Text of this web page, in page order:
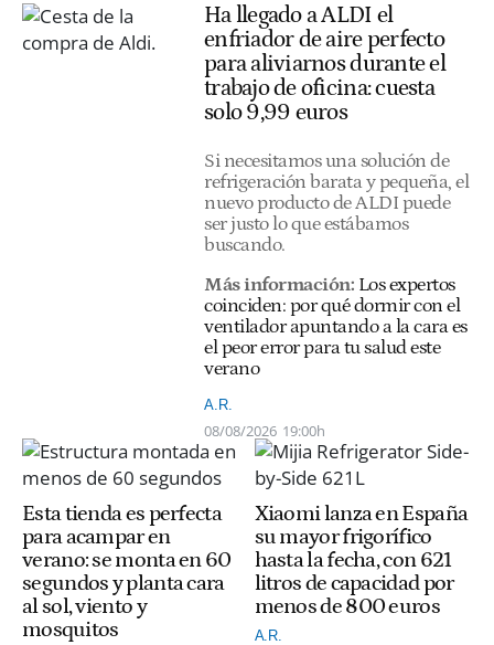
Ha llegado a ALDI el
enfriador de aire perfecto
para aliviarnos durante el
trabajo de oficina: cuesta
solo 9,99 euros
Si necesitamos una solución de
refrigeración barata y pequeña, el
nuevo producto de ALDI puede
ser justo lo que estábamos
buscando.
Más información: Los expertos
coinciden: por qué dormir con el
ventilador apuntando a la cara es
el peor error para tu salud este
verano
A.R.
08/08/2026 19:00h
Esta tienda es perfecta
para acampar en
verano: se monta en 60
segundos y planta cara
al sol, viento y
mosquitos
Xiaomi lanza en España
su mayor frigorífico
hasta la fecha, con 621
litros de capacidad por
menos de 800 euros
A.R.